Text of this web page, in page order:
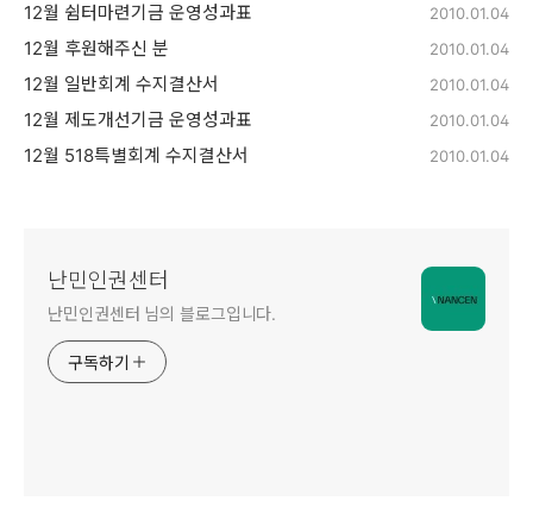
12월 쉼터마련기금 운영성과표 2010.01.04
12월 후원해주신 분 2010.01.04
12월 일반회계 수지결산서 2010.01.04
12월 제도개선기금 운영성과표 2010.01.04
12월 518특별회계 수지결산서 2010.01.04
난민인권센터
난민인권센터 님의 블로그입니다.
구독하기